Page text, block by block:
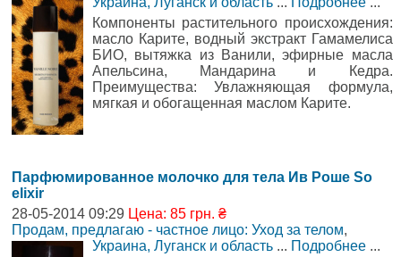
Компоненты растительного происхождения:
масло Карите, водный экстракт Гамамелиса
БИО, вытяжка из Ванили, эфирные масла
Апельсина, Мандарина и Кедра.
Преимущества: Увлажняющая формула,
мягкая и обогащенная маслом Карите.
Парфюмированное молочко для тела Ив Роше So
elixir
28-05-2014 09:29 Цена: 85 грн. ₴
Продам, предлагаю - частное лицо: Уход за телом,
Украина, Луганск и область ... Подробнее ...